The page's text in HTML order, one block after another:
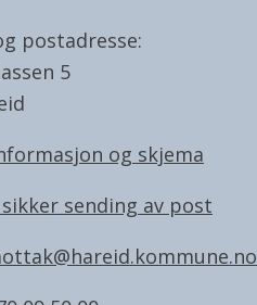
postadresse:
5
og skjema
sending av post